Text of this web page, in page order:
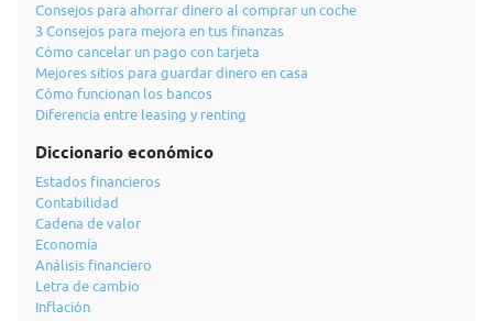
Consejos para ahorrar dinero al comprar un coche
3 Consejos para mejora en tus finanzas
Cómo cancelar un pago con tarjeta
Mejores sitios para guardar dinero en casa
Cómo funcionan los bancos
Diferencia entre leasing y renting
Diccionario económico
Estados financieros
Contabilidad
Cadena de valor
Economía
Análisis financiero
Letra de cambio
Inflación